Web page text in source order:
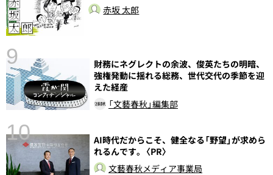
赤坂 太郎
9
財務にネグレクトの余波、俊英たちの明暗、
強権発動に揺れる総務、世代交代の季節を迎
えた経産
「文藝春秋」編集部
10
AI時代だからこそ、健全なる「野望」が求めら
れるんです。〈PR〉
文藝春秋メディア事業局